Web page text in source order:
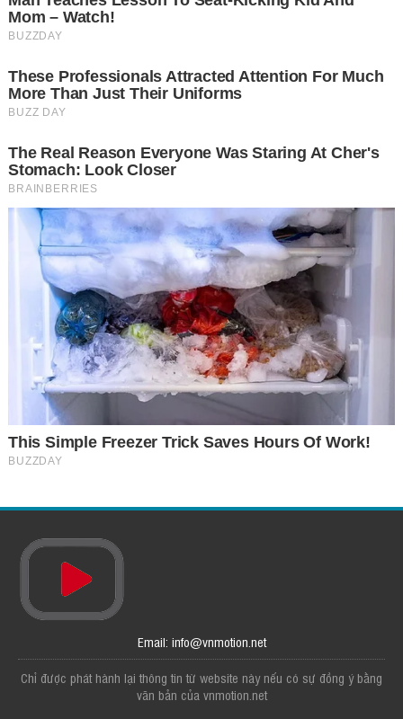
Email: info@vnmotion.net
Chỉ được phát hành lại thông tin từ website này nếu có sự đồng ý bằng
văn bản của vnmotion.net